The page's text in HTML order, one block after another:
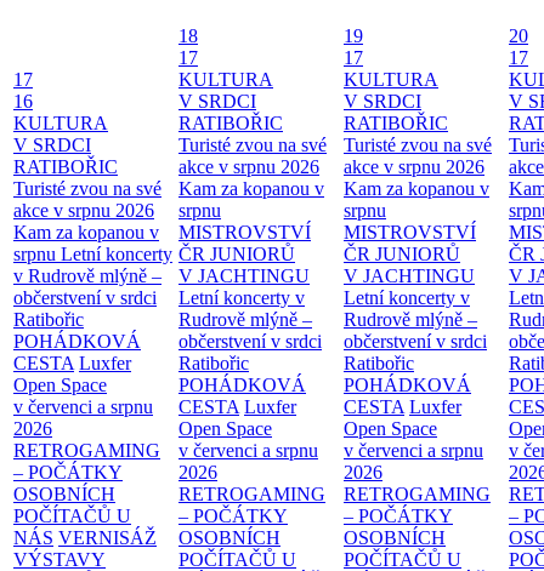
17
16
KULTURA
V SRDCI
RATIBOŘIC
Turisté zvou na své
akce v srpnu 2026
Kam za kopanou v
srpnu Letní koncerty
v Rudrově mlýně –
občerstvení v srdci
Ratibořic
POHÁDKOVÁ
CESTA Luxfer
Open Space
v červenci a srpnu
2026
RETROGAMING
– POČÁTKY
OSOBNÍCH
POČÍTAČŮ U
NÁS VERNISÁŽ
VÝSTAVY
18
17
KULTURA
V SRDCI
RATIBOŘIC
Turisté zvou na své
akce v srpnu 2026
Kam za kopanou v
srpnu
MISTROVSTVÍ
ČR JUNIORŮ
V JACHTINGU
Letní koncerty v
Rudrově mlýně –
občerstvení v srdci
Ratibořic
POHÁDKOVÁ
CESTA Luxfer
Open Space
v červenci a srpnu
2026
RETROGAMING
– POČÁTKY
OSOBNÍCH
POČÍTAČŮ U
19
17
KULTURA
V SRDCI
RATIBOŘIC
Turisté zvou na své
akce v srpnu 2026
Kam za kopanou v
srpnu
MISTROVSTVÍ
ČR JUNIORŮ
V JACHTINGU
Letní koncerty v
Rudrově mlýně –
občerstvení v srdci
Ratibořic
POHÁDKOVÁ
CESTA Luxfer
Open Space
v červenci a srpnu
2026
RETROGAMING
– POČÁTKY
OSOBNÍCH
POČÍTAČŮ U
20
17
V
ČR
V
v
–